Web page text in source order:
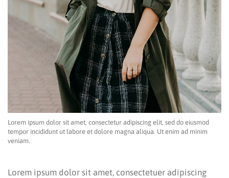
Lorem ipsum dolor sit amet, consectetur adipiscing elit, sed do eiusmod
tempor incididunt ut labore et dolore magna aliqua. Ut enim ad minim
veniam.
Lorem ipsum dolor sit amet, consectetuer adipiscing